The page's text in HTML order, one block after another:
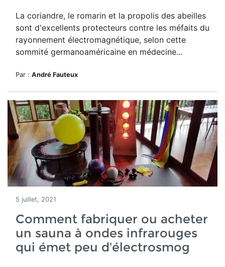
La coriandre, le romarin et la propolis des abeilles
sont d'excellents protecteurs contre les méfaits du
rayonnement électromagnétique, selon cette
sommité germanoaméricaine en médecine...
Par : André Fauteux
5 juillet, 2021
Comment fabriquer ou acheter
un sauna à ondes infrarouges
qui émet peu d’électrosmog